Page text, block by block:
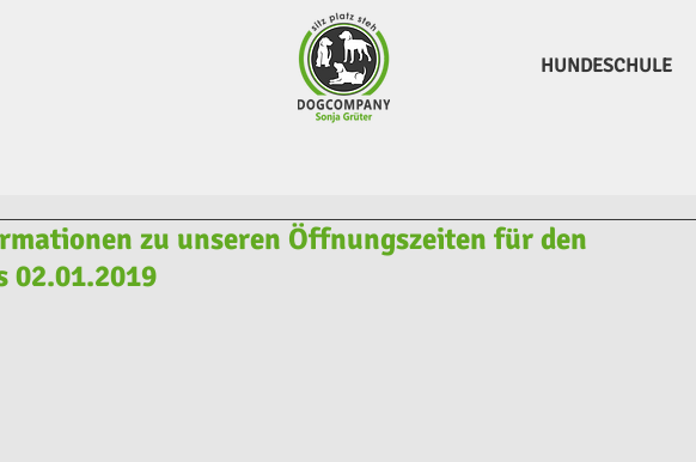
HUNDESCHULE
zu unseren Öffnungszeiten für den
02.01.2019